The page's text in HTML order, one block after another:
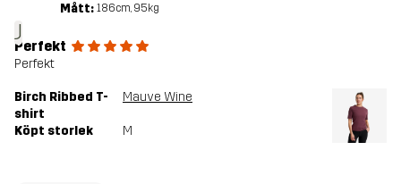
J
Mått: 186cm, 95kg
Perfekt
Perfekt
Birch Ribbed T-
shirt
Mauve Wine
Köpt storlek M